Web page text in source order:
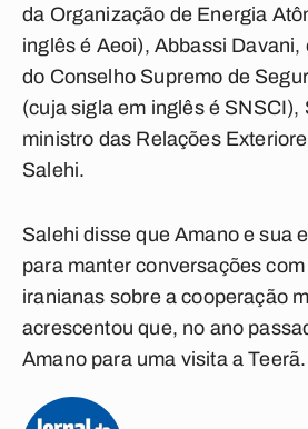
da Organização de Energia
inglês é Aeoi), Abbassi Davani,
do Conselho Supremo de
(cuja sigla em inglês é SNSCI),
ministro das Relações
Salehi.
Salehi disse que Amano e sua
para manter conversações
iranianas sobre a cooperação
acrescentou que, no ano
Amano para uma visita a Teerã.